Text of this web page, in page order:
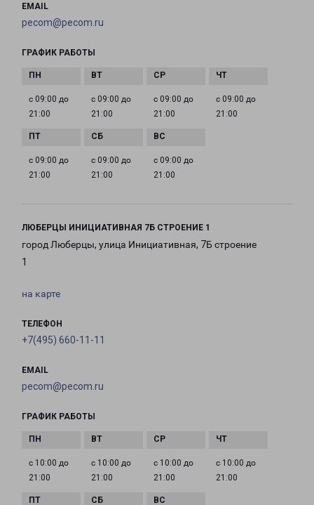
EMAIL
pecom@pecom.ru
ГРАФИК РАБОТЫ
с 09:00 до
21:00
с 09:00 до
21:00
с 09:00 до
21:00
с 09:00 до
21:00
с 09:00 до
21:00
с 09:00 до
21:00
с 09:00 до
21:00
ЛЮБЕРЦЫ ИНИЦИАТИВНАЯ 7Б СТРОЕНИЕ 1
город Люберцы, улица Инициативная, 7Б строение
1
на карте
ТЕЛЕФОН
+7(495) 660-11-11
EMAIL
pecom@pecom.ru
ГРАФИК РАБОТЫ
с 10:00 до
21:00
с 10:00 до
21:00
с 10:00 до
21:00
с 10:00 до
21:00